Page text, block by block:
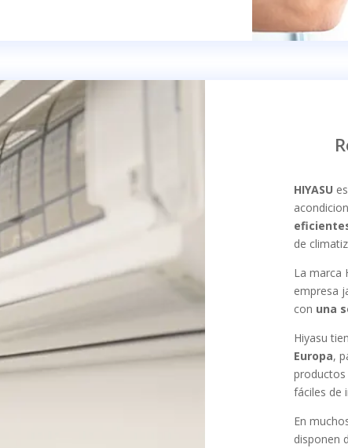
HIYASU
de
La marca
empresa
con una
Hiyasu
Europa,
fáciles de
En
disponen